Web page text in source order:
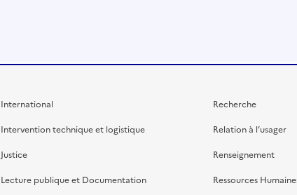
International
Intervention technique et logistique
Justice
Lecture publique et Documentation
Recherche
Relation à l’usager
Renseignement
Ressources